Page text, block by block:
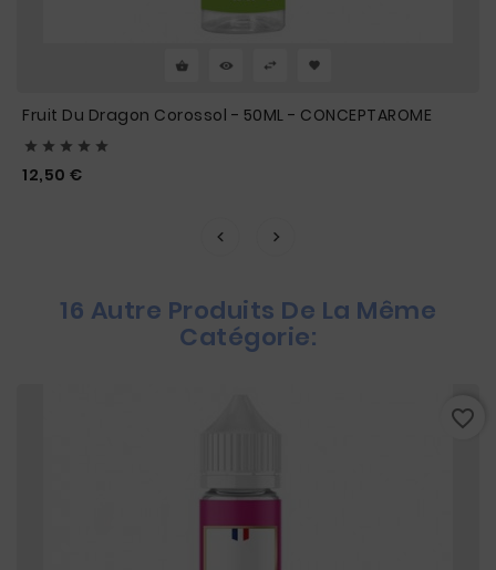
Fruit Du Dragon Corossol - 50ML - CONCEPTAROME
    
12,50 €
16 Autre Produits De La Même
Catégorie:
favorite_border